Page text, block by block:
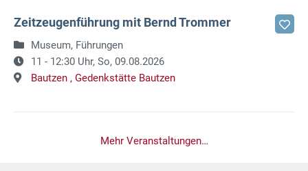
Zeitzeugenführung mit Bernd Trommer
Museum, Führungen
11 - 12:30 Uhr, So, 09.08.2026
Bautzen , Gedenkstätte Bautzen
Mehr Veranstaltungen…